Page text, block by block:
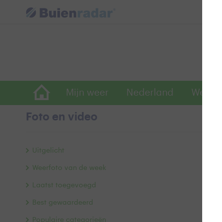
Mijn weer Nederland
Foto en video
Uitgelicht
Weerfoto van de week
Laatst toegevoegd
Best gewaardeerd
Populaire categorieën